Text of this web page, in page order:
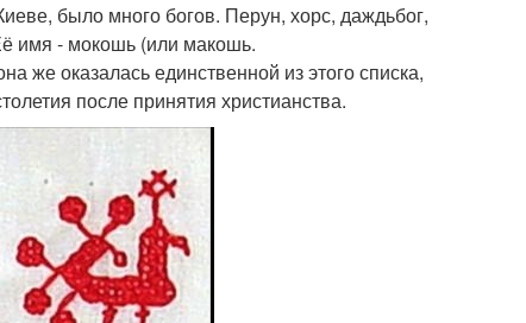
было много богов. Перун, хорс, даждьбог,
имя - мокошь (или макошь.
же оказалась единственной из этого списка,
после принятия христианства.